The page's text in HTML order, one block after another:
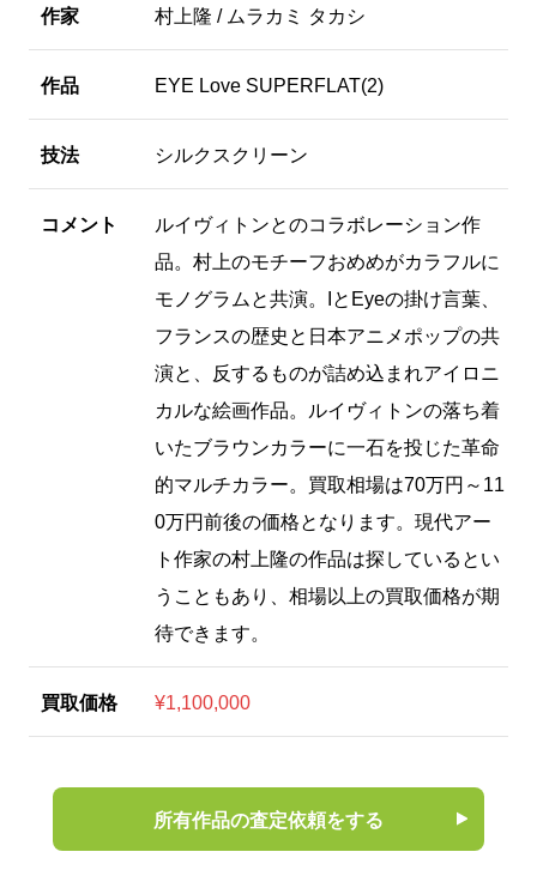
作家 村上隆 / ムラカミ タカシ
作品 EYE Love SUPERFLAT(2)
技法 シルクスクリーン
コメント
ルイヴィトンとのコラボレーション作
品。村上のモチーフおめめがカラフルに
モノグラムと共演。IとEyeの掛け言葉、
フランスの歴史と日本アニメポップの共
演と、反するものが詰め込まれアイロニ
カルな絵画作品。ルイヴィトンの落ち着
いたブラウンカラーに一石を投じた革命
的マルチカラー。買取相場は70万円～11
0万円前後の価格となります。現代アー
ト作家の村上隆の作品は探しているとい
うこともあり、相場以上の買取価格が期
待できます。
買取価格 ¥1,100,000
所有作品の査定依頼をする